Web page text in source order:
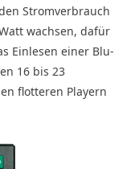
Stromverbrauch
wachsen, dafür
Einlesen einer Blu-
16 bis 23
flotteren Playern